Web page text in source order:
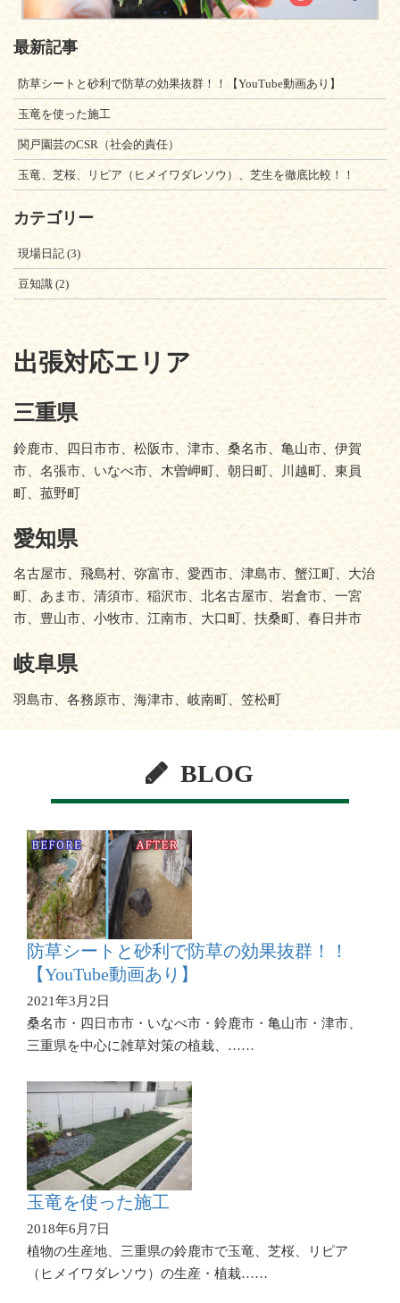
最新記事
防草シートと砂利で防草の効果抜群！！【YouTube動画あり】
玉竜を使った施工
関戸園芸のCSR（社会的責任）
玉竜、芝桜、リピア（ヒメイワダレソウ）、芝生を徹底比較！！
カテゴリー
現場日記 (3)
豆知識(2)
出張対応エリア
三重県
鈴鹿市、四日市市、松阪市、津市、桑名市、亀山市、伊賀
市、名張市、いなべ市、木曽岬町、朝日町、川越町、東員
町、菰野町
愛知県
名古屋市、飛島村、弥富市、愛西市、津島市、蟹江町、大治
町、あま市、清須市、稲沢市、北名古屋市、岩倉市、一宮
市、豊山市、小牧市、江南市、大口町、扶桑町、春日井市
岐阜県
羽島市、各務原市、海津市、岐南町、笠松町
BLOG
防草シートと砂利で防草の効果抜群！！
【YouTube動画あり】
2021年3月2日
桑名市・四日市市・いなべ市・鈴鹿市・亀山市・津市、
三重県を中心に雑草対策の植栽、……
玉竜を使った施工
2018年6月7日
植物の生産地、三重県の鈴鹿市で玉竜、芝桜、リピア
（ヒメイワダレソウ）の生産・植栽……